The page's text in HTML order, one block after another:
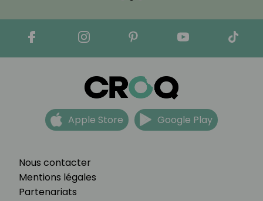
Nous contacter
Mentions légales
Partenariats
Apple Store Google Play